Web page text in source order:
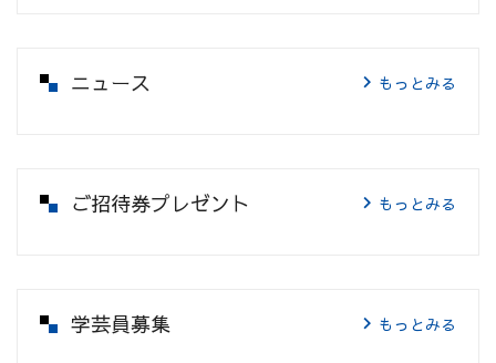
ニュース もっとみる
ご招待券プレゼント もっとみる
学芸員募集 もっとみる